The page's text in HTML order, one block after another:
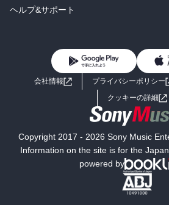
BL・TL
雑誌・グラビア
ラノベ
コミック
ライトノベル 男子
小説
海外
ミステリー SF
文学
ヘルプ&サポート
よくあるご質問 お問
会社情報 プライバシーポリシー
クッキーの詳細
Copyright 2017 - 2026 Sony Music
Information on the site is for the
powered by